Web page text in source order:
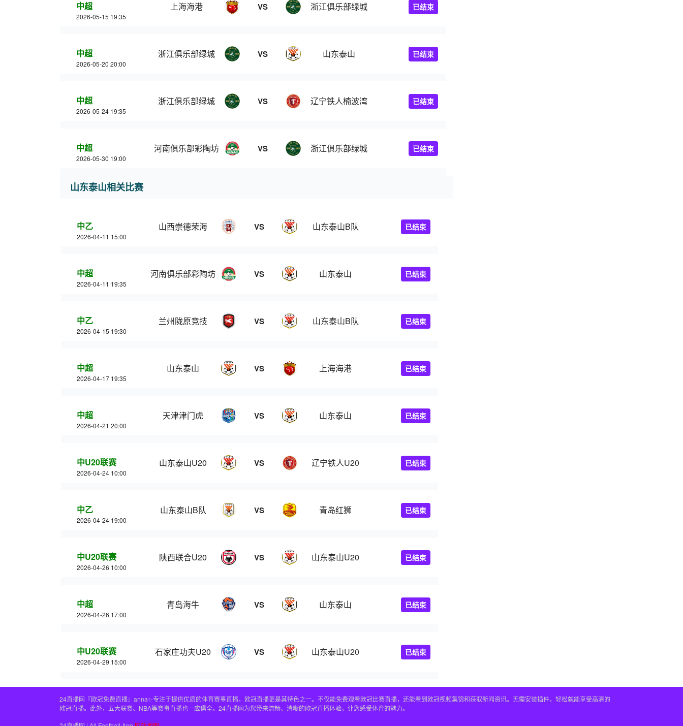
中超
2026-05-15 19:35
上海海港 VS 浙江俱乐部绿城 已结束
中超
2026-05-20 20:00
浙江俱乐部绿城 VS 山东泰山 已结束
中超
2026-05-24 19:35
浙江俱乐部绿城 VS 辽宁铁人楠波湾 已结束
中超
2026-05-30 19:00
河南俱乐部彩陶坊 VS 浙江俱乐部绿城 已结束
山东泰山相关比赛
中乙
2026-04-11 15:00
山西崇德荣海 VS 山东泰山B队 已结束
中超
2026-04-11 19:35
河南俱乐部彩陶坊 VS 山东泰山 已结束
中乙
2026-04-15 19:30
兰州陇原竞技 VS 山东泰山B队 已结束
中超
2026-04-17 19:35
山东泰山 VS 上海海港 已结束
中超
2026-04-21 20:00
天津津门虎 VS 山东泰山 已结束
中U20联赛
2026-04-24 10:00
山东泰山U20 VS 辽宁铁人U20 已结束
中乙
2026-04-24 19:00
山东泰山B队 VS 青岛红狮 已结束
中U20联赛
2026-04-26 10:00
陕西联合U20 VS 山东泰山U20 已结束
中超
2026-04-26 17:00
青岛海牛 VS 山东泰山 已结束
中U20联赛
2026-04-29 15:00
石家庄功夫U20 VS 山东泰山U20 已结束
24直播网『欧冠免费直播』anna✨专注于提供优质的体育赛事直播，欧冠直播更是其特色之一。不仅能免费观看欧冠比赛直播，还能看到欧冠视频集锦和获取新闻资讯。无需安装插件，轻松就能享受高清的
欧冠直播。此外，五大联赛、NBA等赛事直播也一应俱全。24直播网为您带来流畅、清晰的欧冠直播体验，让您感受体育的魅力。